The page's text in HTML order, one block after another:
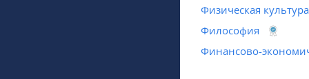
Физическая
Философия
Финансово-